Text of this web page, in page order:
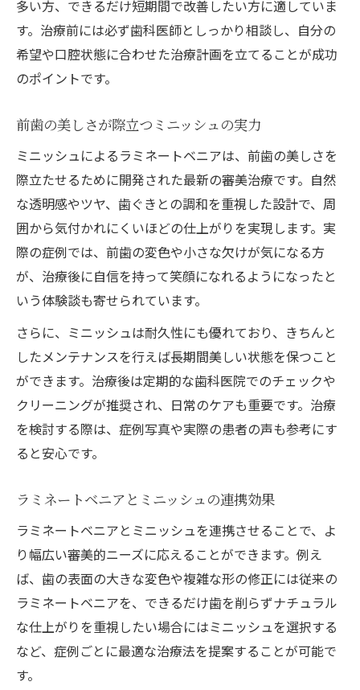
多い方、できるだけ短期間で改善したい方に適していま
す。治療前には必ず歯科医師としっかり相談し、自分の
希望や口腔状態に合わせた治療計画を立てることが成功
のポイントです。
前歯の美しさが際立つミニッシュの実力
ミニッシュによるラミネートベニアは、前歯の美しさを
際立たせるために開発された最新の審美治療です。自然
な透明感やツヤ、歯ぐきとの調和を重視した設計で、周
囲から気付かれにくいほどの仕上がりを実現します。実
際の症例では、前歯の変色や小さな欠けが気になる方
が、治療後に自信を持って笑顔になれるようになったと
いう体験談も寄せられています。
さらに、ミニッシュは耐久性にも優れており、きちんと
したメンテナンスを行えば長期間美しい状態を保つこと
ができます。治療後は定期的な歯科医院でのチェックや
クリーニングが推奨され、日常のケアも重要です。治療
を検討する際は、症例写真や実際の患者の声も参考にす
ると安心です。
ラミネートベニアとミニッシュの連携効果
ラミネートベニアとミニッシュを連携させることで、よ
り幅広い審美的ニーズに応えることができます。例え
ば、歯の表面の大きな変色や複雑な形の修正には従来の
ラミネートベニアを、できるだけ歯を削らずナチュラル
な仕上がりを重視したい場合にはミニッシュを選択する
など、症例ごとに最適な治療法を提案することが可能で
す。